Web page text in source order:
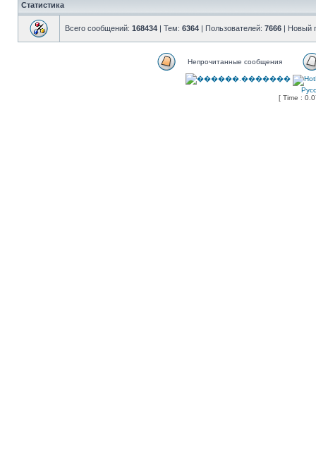
Статистика
Всего сообщений: 168434 | Тем: 6364 | Пользователей: 7666 | Новый
Непрочитанные сообщения
[ Time :